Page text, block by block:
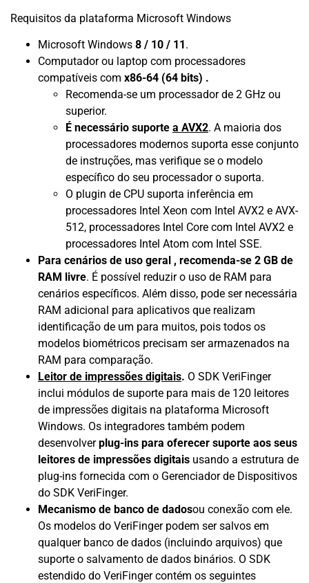
Requisitos da plataforma Microsoft Windows
Microsoft Windows 8 / 10 / 11.
Computador ou laptop com processadores
compatíveis com x86-64 (64 bits) .
Recomenda-se um processador de 2 GHz ou
superior.
É necessário suporte a AVX2. A maioria dos
processadores modernos suporta esse conjunto
de instruções, mas verifique se o modelo
específico do seu processador o suporta.
O plugin de CPU suporta inferência em
processadores Intel Xeon com Intel AVX2 e AVX-
512, processadores Intel Core com Intel AVX2 e
processadores Intel Atom com Intel SSE.
Para cenários de uso geral , recomenda-se 2 GB de
RAM livre. É possível reduzir o uso de RAM para
cenários específicos. Além disso, pode ser necessária
RAM adicional para aplicativos que realizam
identificação de um para muitos, pois todos os
modelos biométricos precisam ser armazenados na
RAM para comparação.
Leitor de impressões digitais. O SDK VeriFinger
inclui módulos de suporte para mais de 120 leitores
de impressões digitais na plataforma Microsoft
Windows. Os integradores também podem
desenvolverplug-ins para oferecer suporte aos seus
leitores de impressões digitais usando a estrutura de
plug-ins fornecida com o Gerenciador de Dispositivos
do SDK VeriFinger.
Mecanismo de banco de dadosou conexão com ele.
Os modelos do VeriFinger podem ser salvos em
qualquer banco de dados (incluindo arquivos) que
suporte o salvamento de dados binários. O SDK
estendido do VeriFinger contém os seguintes